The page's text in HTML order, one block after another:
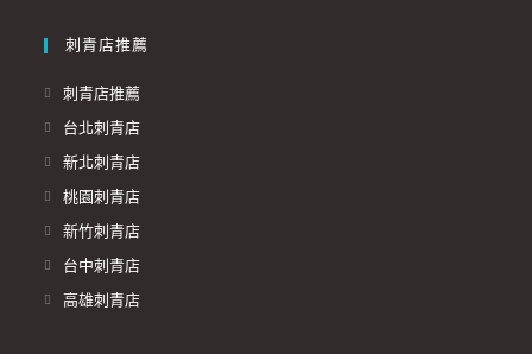
刺青店推薦
刺青店推薦
台北刺青店
新北刺青店
桃園刺青店
新竹刺青店
台中刺青店
高雄刺青店